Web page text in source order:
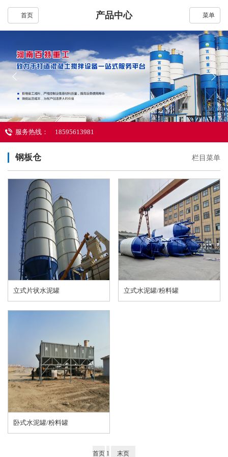
首页 产品中心 菜单
服务热线： 18595613981
钢板仓 栏目菜单
立式片状水泥罐 立式水泥罐/粉料罐
卧式水泥罐/粉料罐
首页 1 末页